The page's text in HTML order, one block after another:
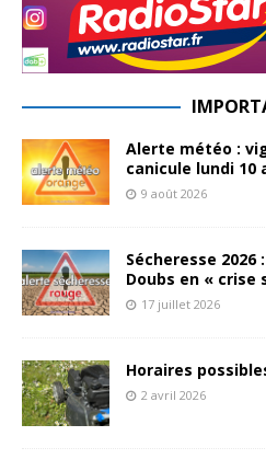
Alerte météo :
canicule lundi 10
9 août 2026
Sécheresse
Doubs en « crise
17 juillet 2026
Horaires
2 avril 2026